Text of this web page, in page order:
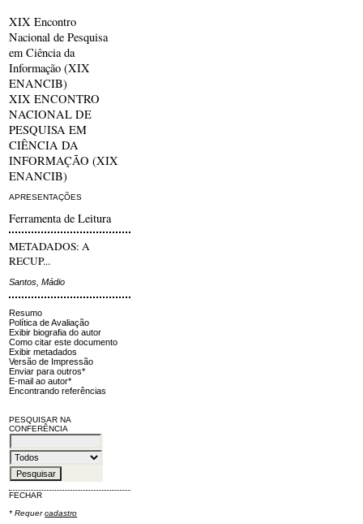
XIX Encontro
Nacional de Pesquisa
em Ciência da
Informação (XIX
ENANCIB)
XIX ENCONTRO
NACIONAL DE
PESQUISA EM
CIÊNCIA DA
INFORMAÇÃO (XIX
ENANCIB)
APRESENTAÇÕES
Ferramenta de Leitura
METADADOS: A
RECUP...
Santos, Mádio
Resumo
Política de Avaliação
Exibir biografia do autor
Como citar este documento
Exibir metadados
Versão de Impressão
Enviar para outros*
E-mail ao autor*
Encontrando referências
PESQUISAR NA
CONFERÊNCIA
FECHAR
* Requercadastro